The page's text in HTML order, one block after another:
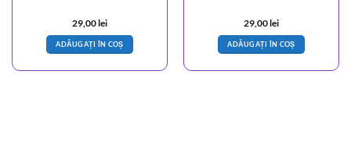
29,00lei
ADĂUGAȚI ÎN COȘ
29,00lei
ADĂUGAȚI ÎN COȘ